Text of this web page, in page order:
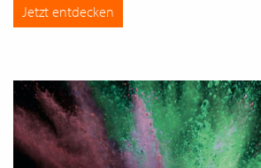
Jetzt entdecken